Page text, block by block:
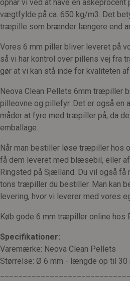
opnår vi ved at have en askeprocent
vægtfylde på ca. 650 kg/m3. Det
træpille som brænder længere end
Vores 6 mm piller bliver leveret på
så vi har kontrol over pillens vej fra
gør at vi kan stå inde for kvaliteten
Neova Clean Pellets 6mm træpiller
pilleovne og pillefyr. Det er også en
måder at fyre med træpiller på, da
emballage.
Når man bestiller løse træpiller hos
få dem leveret med blæsebil, eller
Ringsted på Sjælland. Du vil også
tons træpiller du bestiller. Man kan
levering, hvor vi leverer med vores
Køb gode 6 mm træpiller online hos
Specifikationer:
Varemærke: Neova Clean Pellets
Størrelse: Ø 6 mm - længde op til 30